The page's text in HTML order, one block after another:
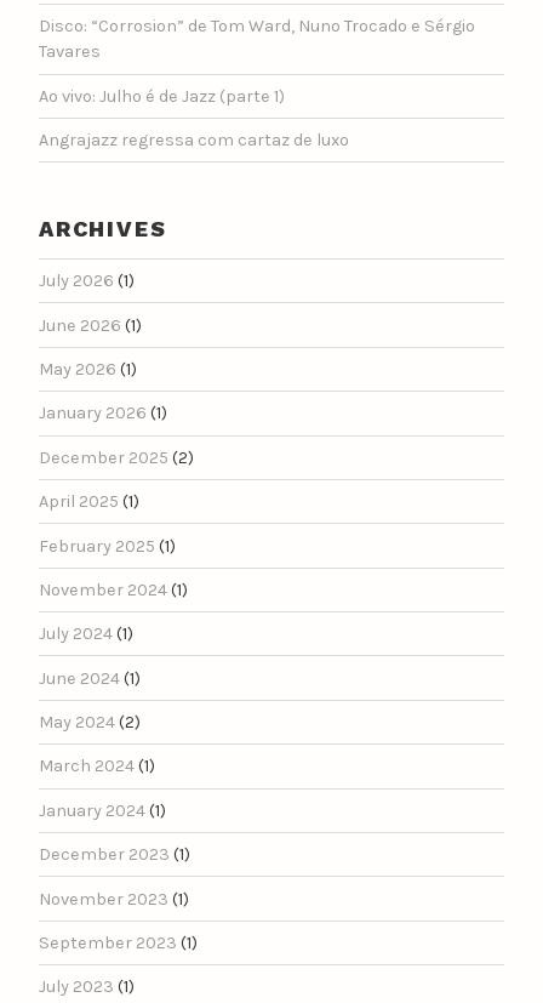
Disco: “Corrosion” de Tom Ward, Nuno Trocado e Sérgio
Tavares
Ao vivo: Julho é de Jazz (parte 1)
Angrajazz regressa com cartaz de luxo
ARCHIVES
July 2026 (1)
June 2026 (1)
May 2026 (1)
January 2026 (1)
December 2025 (2)
April 2025 (1)
February 2025 (1)
November 2024(1)
July 2024(1)
June 2024(1)
May 2024(2)
March 2024(1)
January 2024(1)
December 2023 (1)
November 2023 (1)
September 2023 (1)
July 2023 (1)